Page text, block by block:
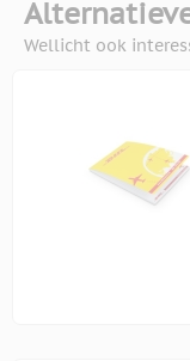
Wellicht ook